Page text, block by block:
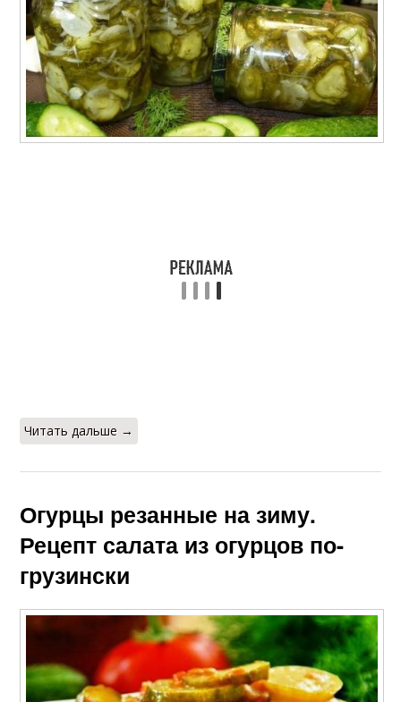
Читать дальше →
Огурцы резанные на зиму.
Рецепт салата из огурцов по-
грузински